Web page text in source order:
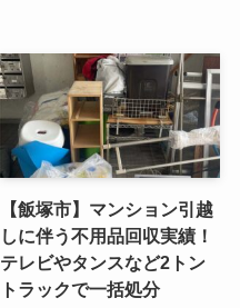
【飯塚市】マンション引越
しに伴う不用品回収実績！
テレビやタンスなど2トン
トラックで一括処分